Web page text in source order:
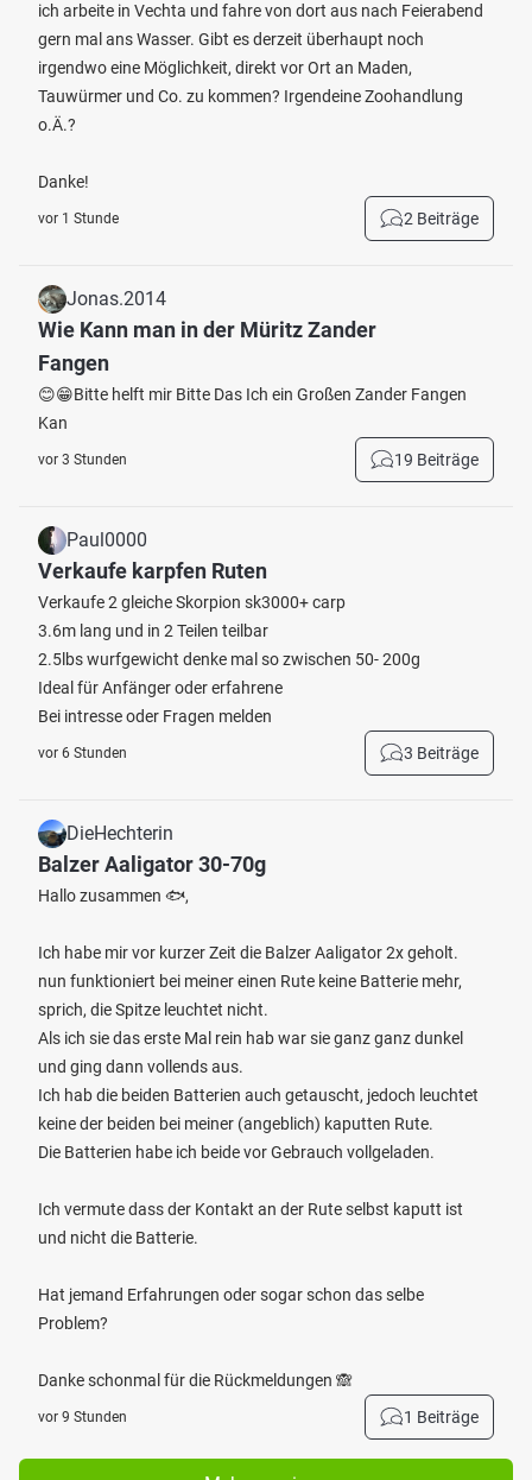
ich arbeite in Vechta und fahre von dort aus nach Feierabend
gern mal ans Wasser. Gibt es derzeit überhaupt noch
irgendwo eine Möglichkeit, direkt vor Ort an Maden,
Tauwürmer und Co. zu kommen? Irgendeine Zoohandlung
o.Ä.?
Danke!
vor 1 Stunde 2 Beiträge
Jonas.2014
Wie Kann man in der Müritz Zander
Fangen
😊😁Bitte helft mir Bitte Das Ich ein Großen Zander Fangen
Kan
vor 3 Stunden 19 Beiträge
Paul0000
Verkaufe karpfen Ruten
Verkaufe 2 gleiche Skorpion sk3000+ carp
3.6m lang und in 2 Teilen teilbar
2.5lbs wurfgewicht denke mal so zwischen 50- 200g
Ideal für Anfänger oder erfahrene
Bei intresse oder Fragen melden
vor 6 Stunden 3 Beiträge
DieHechterin
Balzer Aaligator 30-70g
Hallo zusammen 🐟,
Ich habe mir vor kurzer Zeit die Balzer Aaligator 2x geholt.
nun funktioniert bei meiner einen Rute keine Batterie mehr,
sprich, die Spitze leuchtet nicht.
Als ich sie das erste Mal rein hab war sie ganz ganz dunkel
und ging dann vollends aus.
Ich hab die beiden Batterien auch getauscht, jedoch leuchtet
keine der beiden bei meiner (angeblich) kaputten Rute.
Die Batterien habe ich beide vor Gebrauch vollgeladen.
Ich vermute dass der Kontakt an der Rute selbst kaputt ist
und nicht die Batterie.
Hat jemand Erfahrungen oder sogar schon das selbe
Problem?
Danke schonmal für die Rückmeldungen 🙈
vor 9 Stunden 1 Beiträge